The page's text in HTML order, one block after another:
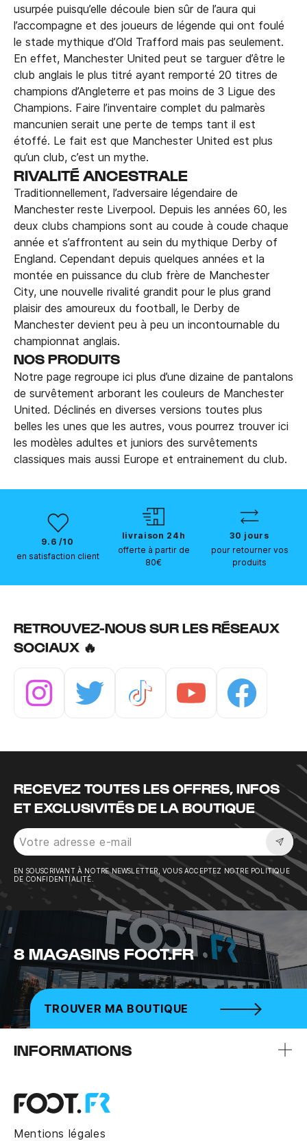
usurpée puisqu’elle découle bien sûr de l’aura qui
l’accompagne et des joueurs de légende qui ont foulé
le stade mythique d’Old Trafford mais pas seulement.
En effet, Manchester United peut se targuer d’être le
club anglais le plus titré ayant remporté 20 titres de
champions d’Angleterre et pas moins de 3 Ligue des
Champions. Faire l’inventaire complet du palmarès
mancunien serait une perte de temps tant il est
étoffé. Le fait est que Manchester United est plus
qu’un club, c’est un mythe.
RIVALITÉ ANCESTRALE
Traditionnellement, l’adversaire légendaire de
Manchester reste Liverpool. Depuis les années 60, les
deux clubs champions sont au coude à coude chaque
année et s’affrontent au sein du mythique Derby of
England. Cependant depuis quelques années et la
montée en puissance du club frère de Manchester
City, une nouvelle rivalité grandit pour le plus grand
plaisir des amoureux du football, le Derby de
Manchester devient peu à peu un incontournable du
championnat anglais.
NOS PRODUITS
Notre page regroupe ici plus d’une dizaine de pantalons
de survêtement arborant les couleurs de Manchester
United. Déclinés en diverses versions toutes plus
belles les unes que les autres, vous pourrez trouver ici
les modèles adultes et juniors des survêtements
classiques mais aussi Europe et entrainement du club.
9.6 /10
en satisfaction client
livraison 24h
offerte à partir de
80€
30 jours
pour retourner vos
produits
RETROUVEZ-NOUS SUR LES RÉSEAUX
SOCIAUX 🔥
RECEVEZ TOUTES LES OFFRES, INFOS
ET EXCLUSIVITÉS DE LA BOUTIQUE
EN SOUSCRIVANT À NOTRE NEWSLETTER, VOUS ACCEPTEZ NOTRE POLITIQUE
DE CONFIDENTIALITÉ.
8 MAGASINS FOOT.FR
TROUVER MA BOUTIQUE
INFORMATIONS
Mentions légales